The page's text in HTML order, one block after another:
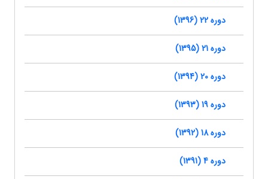
دوره 22 (1396)
دوره 21 (1395)
دوره 20 (1394)
دوره 19 (1393)
دوره 18 (1392)
دوره 4 (1391)